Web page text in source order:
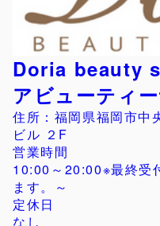
Doria beauty
アビューティー
住所：福岡県福岡市中
ビル ２F
営業時間
10:00～20:00※最終受
ます。～
定休日
なし